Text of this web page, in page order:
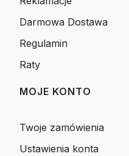
Darmowa Dostawa
Regulamin
Raty
MOJE KONTO
Twoje zamówienia
Ustawienia konta